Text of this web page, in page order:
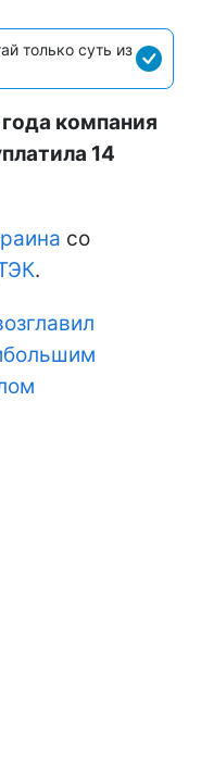
только суть из
компания
14
со
.